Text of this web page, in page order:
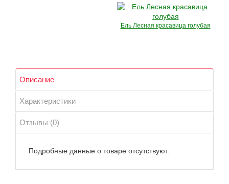
Ель Лесная красавица голубая
Описание
Характеристики
Отзывы (0)
Подробные данные о товаре отсутствуют.